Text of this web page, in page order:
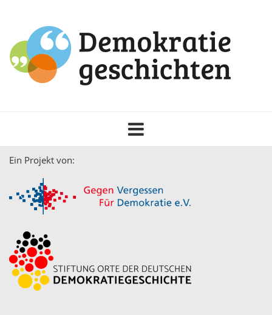
Toggle
navigation
Ein Projekt von: